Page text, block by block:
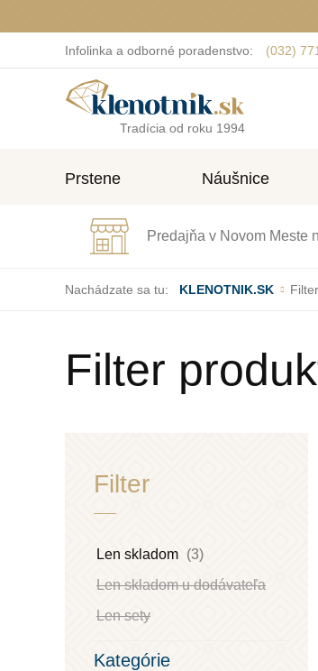
Infolinka a odborné poradenstvo: (032)
Tradícia od roku 1994
Prstene Náušnice
Predajňa v Novom Meste
Nachádzate sa tu: KLENOTNIK.SK
Filter
Filter
Len skladom (3)
Len skladom u dodávateľa
Len sety
Kategórie